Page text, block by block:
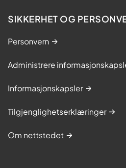
SIKKERHET OG
Personvern
Administrere
Informasjonskapsler
Tilgjenglighetserklæringer
Om nettstedet